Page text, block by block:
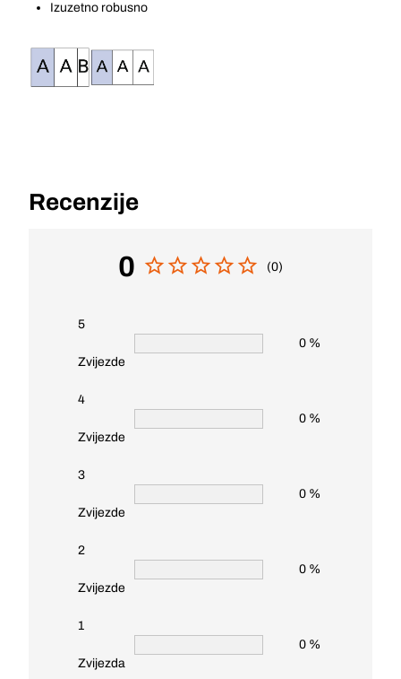
Izuzetno robusno
Recenzije
0 (0)
5
Zvijezde
0 %
4
Zvijezde
0 %
3
Zvijezde
0 %
2
Zvijezde
0 %
1
Zvijezda
0 %